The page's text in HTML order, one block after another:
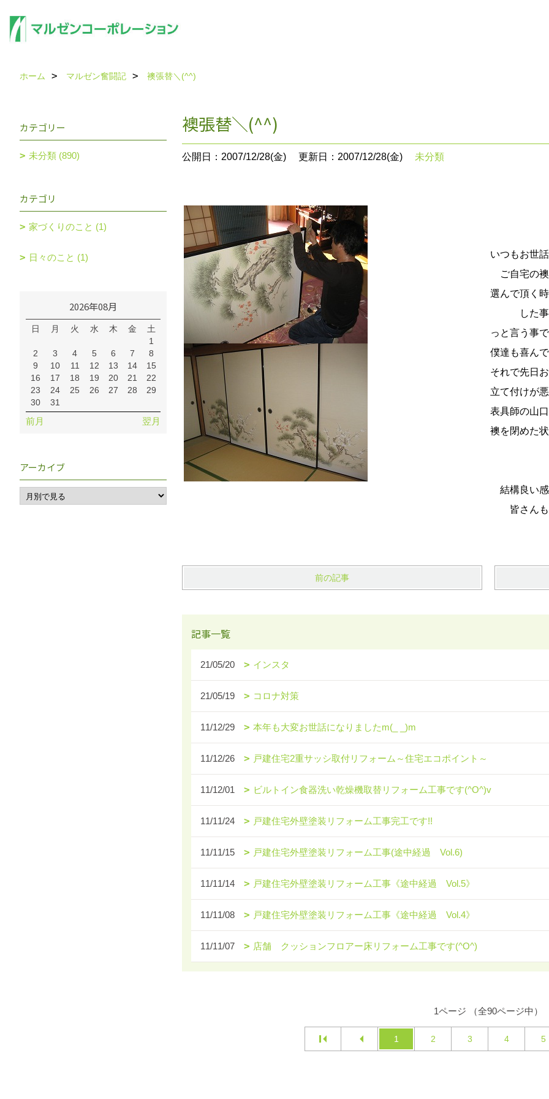
ホーム マルゼン奮闘記 襖張替＼(^^)
襖張替＼(^^)
公開日：2007/12/28(金) 更新日：2007/12/28(金) 未分類
いつもお世
ご自宅の襖
選んで頂く
した事が
っと言う事
僕達も喜ん
それで先日
立て付けが
表具師の山
襖を閉めた
結構良い
皆さんも
前の記事
記事一覧
21/05/20 インスタ
21/05/19 コロナ対策
11/12/29 本年も大変お世話になりましたm(_ _)m
11/12/26 戸建住宅2重サッシ取付リフォーム～住宅エコポイント～
11/12/01 ビルトイン食器洗い乾燥機取替リフォーム工事です(^O^)v
11/11/24 戸建住宅外壁塗装リフォーム工事完工です!!
11/11/15 戸建住宅外壁塗装リフォーム工事(途中経過 Vol.6)
11/11/14 戸建住宅外壁塗装リフォーム工事《途中経過 Vol.5》
11/11/08 戸建住宅外壁塗装リフォーム工事《途中経過 Vol.4》
11/11/07 店舗 クッションフロアー床リフォーム工事です(^O^)
1ページ （全90ページ中）
1 2 3 4 5
カテゴリー
未分類 (890)
カテゴリ
家づくりのこと (1)
日々のこと (1)
2026年08月
日 月 火 水 木 金
土
1
2
3 4 5 6 7
8
9
10 11 12 13 14
15
16
17 18 19 20 21
22
23
24 25 26 27 28
29
30
31
前月 翌月
アーカイブ